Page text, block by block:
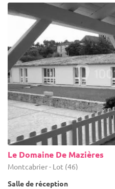
Le Domaine De Mazières
Montcabrier - Lot (46)
Salle de réception